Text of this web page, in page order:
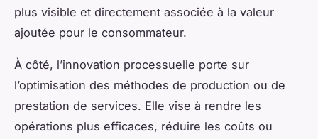
plus visible et directement associée à la valeur
ajoutée pour le consommateur.
À côté, l’innovation processuelle porte sur
l’optimisation des méthodes de production ou de
prestation de services. Elle vise à rendre les
opérations plus efficaces, réduire les coûts ou